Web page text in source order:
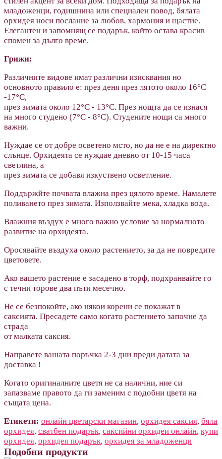
младоженци, годишнина или специален повод, бялата
орхидея носи послание за любов, хармония и щастие.
Елегантен и запомнящ се подарък, който остава красив
спомен за дълго време.
Грижи:
Различните видове имат различни изисквания но
основното правило е: през деня през лятото около 16°С
-17°С,
през зимата около 12°С - 13°С. През нощта да се изнася
на много студено (7°С - 8°С). Студените нощи са много
важни.
Нуждае се от добре осветено мсто, но да не е на директно
слънце. Орхидеята се нуждае дневно от 10-15 часа
светлина, а
през зимата се добавя изкуствено осветление.
Поддържйте почвата влажна през цялото време. Намалете
поливането през зимата. Използвайте мека, хладка вода.
Влажния въздух е много важно условие зa нормалното
развитие на орхидеята.
Оросявайте въздуха около растението, зa да не повредите
цветовете.
Ако вашето растение е засадено в торф, подхранвайте го
с течни торове два пъти месечно.
Не се безпокойте, ако някои корени се покажат в
саксията. Пресадете само когато растението зaпочне да
страда
от малката саксия.
Направете вашата поръчка 2-3 дни преди датата за
доставка !
Когато оригиналните цветя не са налични, ние си
запазваме правото да ги заменим с подобни цветя на
същата цена.
Етикети: онлайн цветарски магазин, орхидея саксия, бяла
орхидея, сватбен подарък, саксийни орхидеи онлайн, купи
орхидея, орхидея подарък, орхидея за младоженци
Подобни продукти